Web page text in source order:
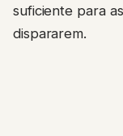
suficiente para
dispararem.